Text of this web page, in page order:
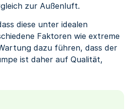
zur Außenluft.
diese unter idealen
Faktoren wie extreme
dazu führen, dass der
ist daher auf Qualität,